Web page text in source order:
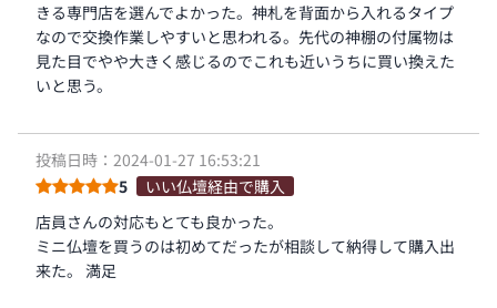
きる専門店を選んでよかった。神札を背面から入れるタイプ
なので交換作業しやすいと思われる。先代の神棚の付属物は
見た目でやや大きく感じるのでこれも近いうちに買い換えた
いと思う。
投稿日時：2024-01-27 16:53:21
5
いい仏壇経由で購入
店員さんの対応もとても良かった。
ミニ仏壇を買うのは初めてだったが相談して納得して購入出
来た。 満足